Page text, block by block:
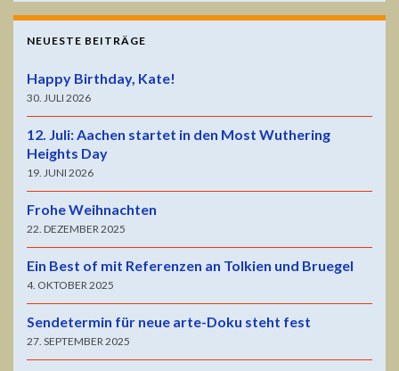
NEUESTE BEITRÄGE
Happy Birthday, Kate!
30. JULI 2026
12. Juli: Aachen startet in den Most Wuthering
Heights Day
19. JUNI 2026
Frohe Weihnachten
22. DEZEMBER 2025
Ein Best of mit Referenzen an Tolkien und Bruegel
4. OKTOBER 2025
Sendetermin für neue arte-Doku steht fest
27. SEPTEMBER 2025